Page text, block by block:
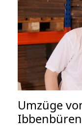
Umzüge